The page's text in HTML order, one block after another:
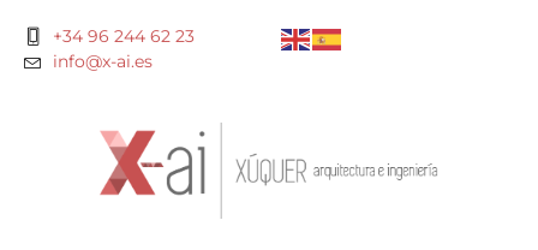
+34 96 244 62 23
info@x-ai.es